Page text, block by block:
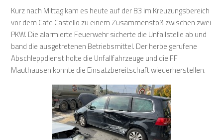
Kurz nach Mittag kam es heute auf der B3 im Kreuzungsbereich
vor dem Cafe Castello zu einem Zusammenstoß zwischen zwei
PKW. Die alarmierte Feuerwehr sicherte die Unfallstelle ab und
band die ausgetretenen Betriebsmittel. Der herbeigerufene
Abschleppdienst holte die Unfallfahrzeuge und die FF
Mauthausen konnte die Einsatzbereitschaft wiederherstellen.